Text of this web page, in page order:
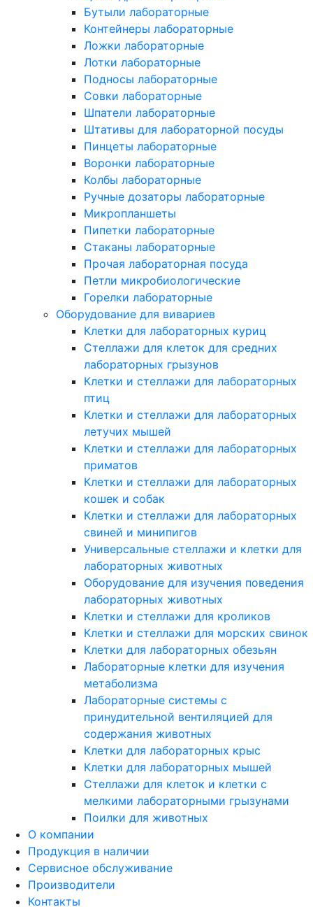
Бутыли лабораторные
Контейнеры лабораторные
Ложки лабораторные
Лотки лабораторные
Подносы лабораторные
Совки лабораторные
Шпатели лабораторные
Штативы для лабораторной посуды
Пинцеты лабораторные
Воронки лабораторные
Колбы лабораторные
Ручные дозаторы лабораторные
Микропланшеты
Пипетки лабораторные
Стаканы лабораторные
Прочая лабораторная посуда
Петли микробиологические
Горелки лабораторные
Оборудование для вивариев
Клетки для лабораторных куриц
Стеллажи для клеток для средних
лабораторных грызунов
Клетки и стеллажи для лабораторных
птиц
Клетки и стеллажи для лабораторных
летучих мышей
Клетки и стеллажи для лабораторных
приматов
Клетки и стеллажи для лабораторных
кошек и собак
Клетки и стеллажи для лабораторных
свиней и минипигов
Универсальные стеллажи и клетки для
лабораторных животных
Оборудование для изучения поведения
лабораторных животных
Клетки и стеллажи для кроликов
Клетки и стеллажи для морских свинок
Клетки для лабораторных обезьян
Лабораторные клетки для изучения
метаболизма
Лабораторные системы с
принудительной вентиляцией для
содержания животных
Клетки для лабораторных крыс
Клетки для лабораторных мышей
Стеллажи для клеток и клетки с
мелкими лабораторными грызунами
Поилки для животных
О компании
Продукция в наличии
Сервисное обслуживание
Производители
Контакты